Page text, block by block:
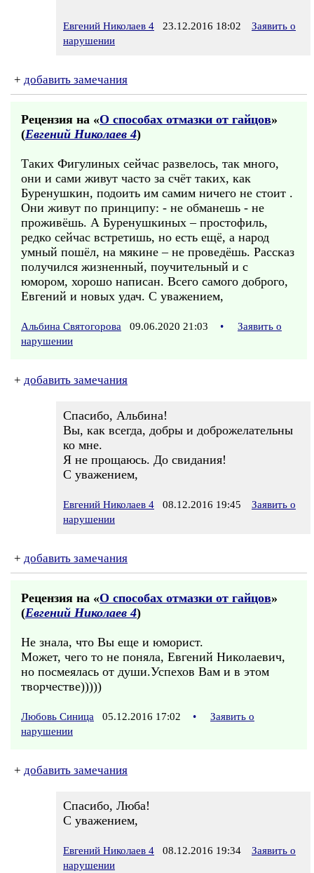
Евгений Николаев 4 23.12.2016 18:02
Заявить о
нарушении
+ добавить замечания
Рецензия на «О способах отмазки от гайцов»
(Евгений Николаев 4)
Таких Фигулиных сейчас развелось, так много,
они и сами живут часто за счёт таких, как
Буренушкин, подоить им самим ничего не стоит .
Они живут по принципу: - не обманешь - не
проживёшь. А Буренушкиных – простофиль,
редко сейчас встретишь, но есть ещё, а народ
умный пошёл, на мякине – не проведёшь. Рассказ
получился жизненный, поучительный и с
юмором, хорошо написан. Всего самого доброго,
Евгений и новых удач. С уважением,
Альбина Святогорова 09.06.2020 21:03 •
Заявить о
нарушении
+ добавить замечания
Спасибо, Альбина!
Вы, как всегда, добры и доброжелательны
ко мне.
Я не прощаюсь. До свидания!
С уважением,
Евгений Николаев 4 08.12.2016 19:45
Заявить о
нарушении
+ добавить замечания
Рецензия на «О способах отмазки от гайцов»
(Евгений Николаев 4)
Не знала, что Вы еще и юморист.
Может, чего то не поняла, Евгений Николаевич,
но посмеялась от души.Успехов Вам и в этом
творчестве)))))
Любовь Синица 05.12.2016 17:02 •
Заявить о
нарушении
+ добавить замечания
Спасибо, Люба!
С уважением,
Евгений Николаев 4 08.12.2016 19:34
Заявить о
нарушении